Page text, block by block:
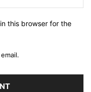
this browser for the